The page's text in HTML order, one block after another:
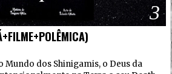
3
Mundo dos Shinigamis, o Deus da